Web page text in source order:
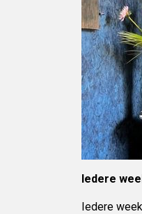
Iedere
Iedere